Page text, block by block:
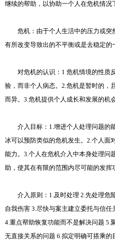
继续的帮助，以协助一个人在危机情况
危机：由于个人生活中的压力或突
有所改变导致出的不平衡或是去稳定的
对危机的认识：1 危机情境的性质
验，而非个人病态。2.危机是暂时的，
而异。3.危机提供个人成长和发展的机
介入目标：1.增进个人处理问题的能
冰可以预防类似的危机发生。2.个人面
能力。3.个人在危机介入中本身处理问
助，使其在有限的范围内尽可能的发挥
介入原则：1.及时处理 2.先处理危
自我伤害 3.尽快与案主建立委托与信
4.重点帮助恢复功能而不是解决问题 5.
无直接关系的问题 6.拟定明确可搭乘